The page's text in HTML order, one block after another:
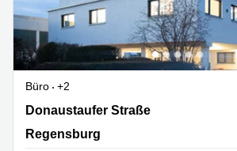
Büro
+2
Donaustaufer Straße 162, Regensburg
Donaustaufer Straße
Regensburg